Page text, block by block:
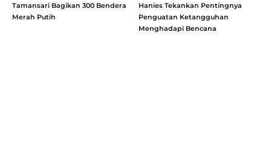
Tamansari Bagikan 300 Bendera
Merah Putih
Hanies Tekankan Pentingnya
Penguatan Ketangguhan
Menghadapi Bencana